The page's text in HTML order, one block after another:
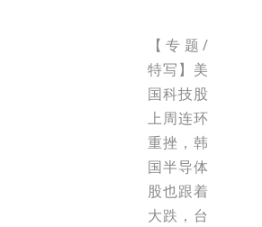
【专题/
特写】美
国科技股
上周连环
重挫，韩
国半导体
股也跟着
大跌，台